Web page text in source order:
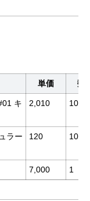
単価 数
キ
2,010 100
ラー
120 100
7,000 1